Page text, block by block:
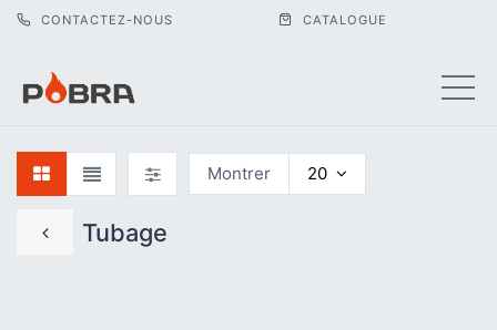
CONTACTEZ-NOUS CATALOGUE
Tubage
Montrer 20